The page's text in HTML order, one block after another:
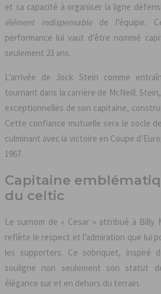
et sa capacité à organiser la ligne
élément indispensable de l’équipe.
performance lui vaut d’être nommé
seulement 23 ans.
L’arrivée de Jock Stein comme
tournant dans la carrière de McNeill.
exceptionnelles de son capitaine,
Cette confiance mutuelle sera le socle
culminant avec la victoire en Coupe
1967.
Capitaine
du celtic
Le surnom de « Cesar » attribué à Billy
reflète le respect et l’admiration que lui
les supporters. Ce sobriquet, inspiré
souligne non seulement son statut
élégance sur et en dehors du terrain.